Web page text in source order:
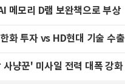
메모리 D램 보완책으로 부상
화 투자 vs HD현대 기술 수출
냥꾼' 미사일 전력 대폭 강화